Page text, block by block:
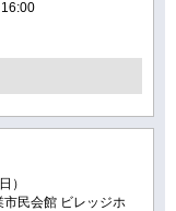
）
民会館 ビレッジホ